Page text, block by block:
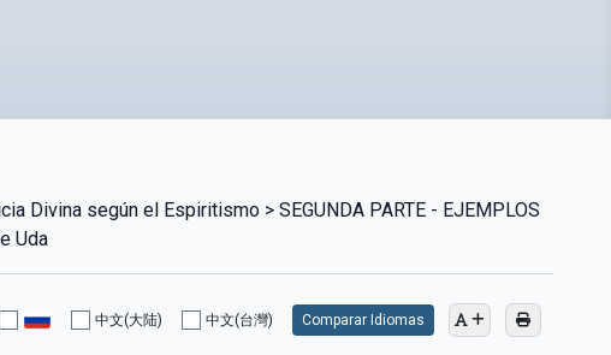
Divina según el Espiritismo > SEGUNDA PARTE - EJEMPLOS
Uda
中文(大陆) 中文(台灣) Comparar Idiomas